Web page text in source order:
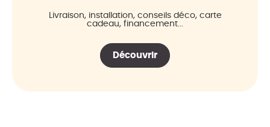
Livraison, installation, conseils déco, carte
cadeau, financement...
Découvrir